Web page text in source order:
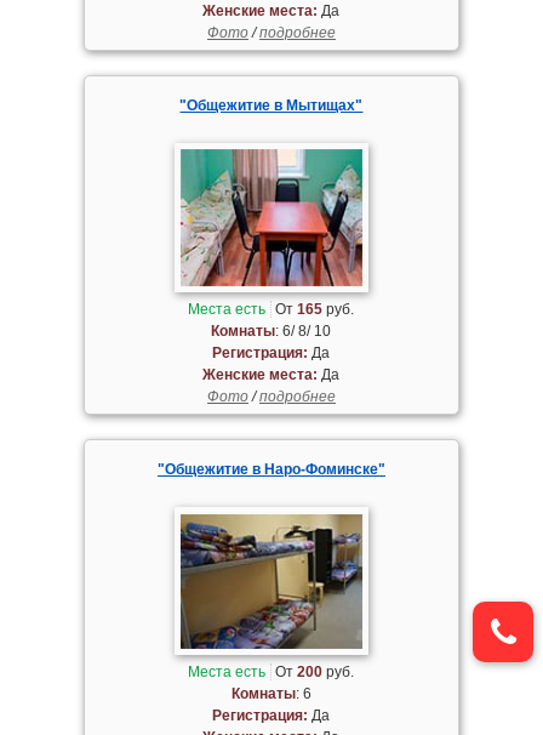
Женские места: Да
Фото/подробнее
"Общежитие в Мытищах"
Места есть От165 руб.
Комнаты: 6/ 8/ 10
Регистрация: Да
Женские места: Да
Фото/подробнее
"Общежитие в Наро-Фоминске"
Места есть От200 руб.
Комнаты: 6
Регистрация: Да